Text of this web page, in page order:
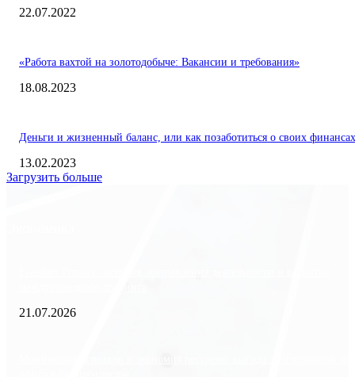
22.07.2022
«Работа вахтой на золотодобыче: Вакансии и требования»
18.08.2023
Деньги и жизненный баланс, или как позаботиться о своих финансах
13.02.2023
Загрузить больше
21.07.2026